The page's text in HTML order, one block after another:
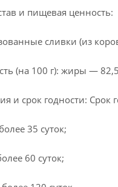
и пищевая ценность:
сливки (из
(на 100 г): жиры —
и срок годности: Срок
35 суток;
60 суток;